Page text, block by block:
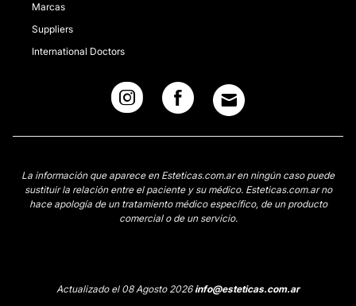
Marcas
Suppliers
International Doctors
La información que aparece en Esteticas.com.ar en ningún caso puede
sustituir la relación entre el paciente y su médico. Esteticas.com.ar no
hace apología de un tratamiento médico específico, de un producto
comercial o de un servicio.
Actualizado el 08 Agosto 2026info@esteticas.com.ar